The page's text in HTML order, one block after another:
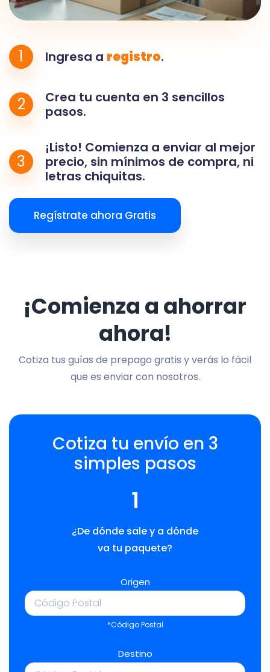
1 Ingresa a registro.
2
Crea tu cuenta en 3 sencillos
pasos.
3
¡Listo! Comienza a enviar al mejor
precio, sin mínimos de compra, ni
letras chiquitas.
Regístrate ahora Gratis
¡Comienza a ahorrar
ahora!
Cotiza tus guías de prepago gratis y verás lo fácil
que es enviar con nosotros.
Cotiza tu envío en 3
simples pasos
1
¿De dónde sale y a dónde
va tu paquete?
Origen
*Código Postal
Destino